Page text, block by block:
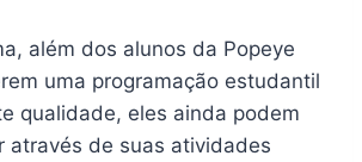
além dos alunos da Popeye
uma programação estudantil
qualidade, eles ainda podem
através de suas atividades